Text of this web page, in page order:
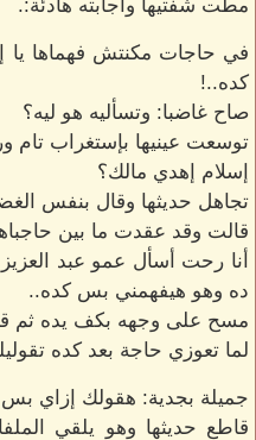
مطت شفتيها وأجابته هادئة:.
في حاجات مكنتش فهماها يا
كده..!
صاح غاضبا: وتسأليه هو ليه؟
توسعت عينيها بإستغراب تام
إسلام إهدي مالك؟
تجاهل حديثها وقال بنفس
قالت وقد عقدت ما بين
أنا رحت أسأل عمو عبد
ده وهو هيفهمني بس كده..
مسح على وجهه بكف يده ثم
لما تعوزي حاجة بعد كده
جميلة بجدية: هقولك إزاي بس
قاطع حديثها وهو يلقي